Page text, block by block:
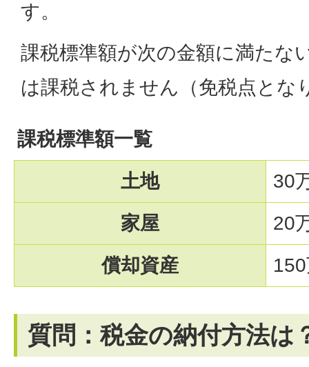
す。
課税標準額が次の金額に満たな
は課税されません（免税点とな
課税標準額一覧
土地
30
家屋
20
償却資産
質問：税金の納付方法は